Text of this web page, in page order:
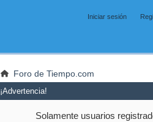
Iniciar sesión
Foro de Tiempo.com
¡Advertencia!
Solamente usuarios